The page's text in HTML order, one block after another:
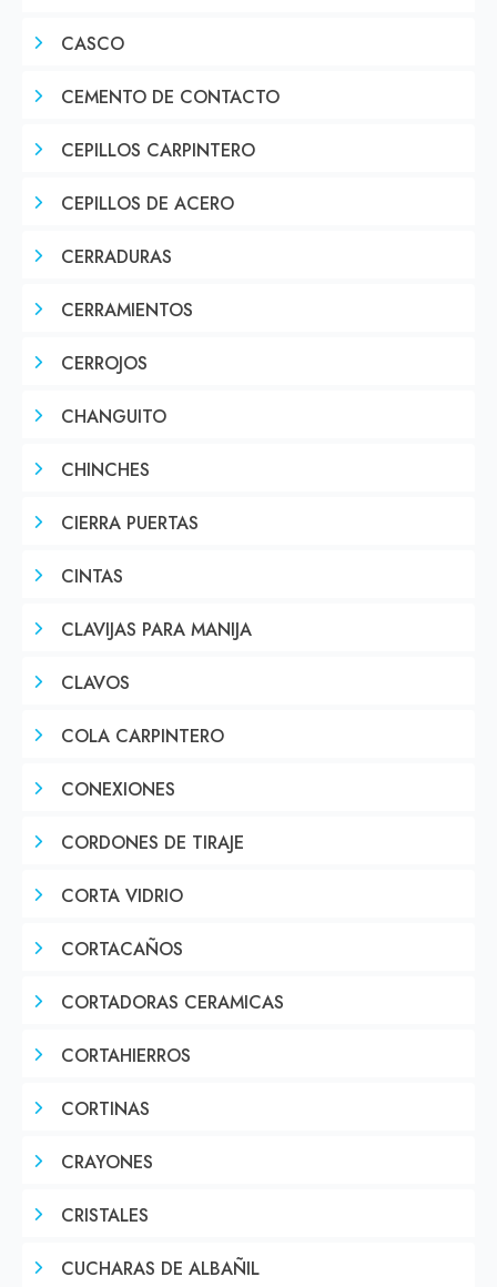
CASCO
CEMENTO DE CONTACTO
CEPILLOS CARPINTERO
CEPILLOS DE ACERO
CERRADURAS
CERRAMIENTOS
CERROJOS
CHANGUITO
CHINCHES
CIERRA PUERTAS
CINTAS
CLAVIJAS PARA MANIJA
CLAVOS
COLA CARPINTERO
CONEXIONES
CORDONES DE TIRAJE
CORTA VIDRIO
CORTACAÑOS
CORTADORAS CERAMICAS
CORTAHIERROS
CORTINAS
CRAYONES
CRISTALES
CUCHARAS DE ALBAÑIL